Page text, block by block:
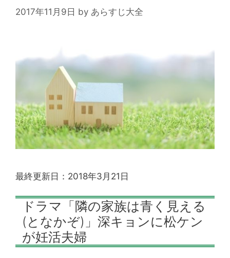
2017年11月9日 by あらすじ大全
最終更新日：2018年3月21日
ドラマ「隣の家族は青く見える
(となかぞ)」深キョンに松ケン
が妊活夫婦